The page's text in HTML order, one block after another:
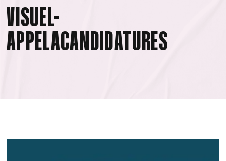
VISUEL-
APPELACANDIDATURES